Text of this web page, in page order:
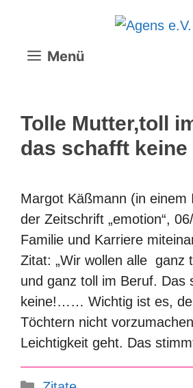
springenMenü
Tolle Mutter,toll
das schafft keine
Margot Käßmann (in einem
der Zeitschrift „emotion“,
Familie und Karriere
Zitat: „Wir wollen alle ganz
und ganz toll im Beruf. Das
keine!…… Wichtig ist es,
Töchtern nicht
Leichtigkeit geht. Das
Kategorien